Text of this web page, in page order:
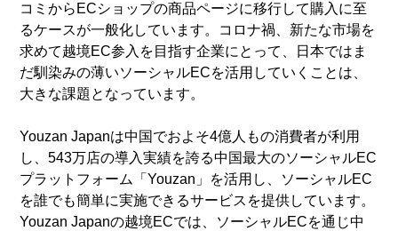
コミからECショップの商品ページに移行して購入に至
るケースが一般化しています。コロナ禍、新たな市場を
求めて越境EC参入を目指す企業にとって、日本ではま
だ馴染みの薄いソーシャルECを活用していくことは、
大きな課題となっています。
Youzan Japanは中国でおよそ4億人もの消費者が利用
し、543万店の導入実績を誇る中国最大のソーシャルEC
プラットフォーム「Youzan」を活用し、ソーシャルEC
を誰でも簡単に実施できるサービスを提供しています。
Youzan Japanの越境ECでは、ソーシャルECを通じ中